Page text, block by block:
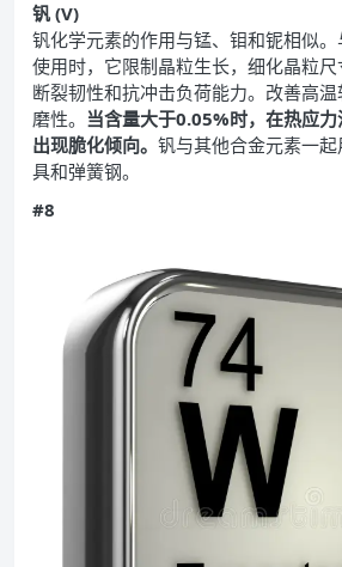
钒 (V)
钒化学元素的作用与锰、钼和铌相似
使用时，它限制晶粒生长，细化晶粒尺
断裂韧性和抗冲击负荷能力。改善高
磨性。 当含量大于0.05%时，在热应
出现脆化倾向。 钒与其他合金元素一
具和弹簧钢。
#8